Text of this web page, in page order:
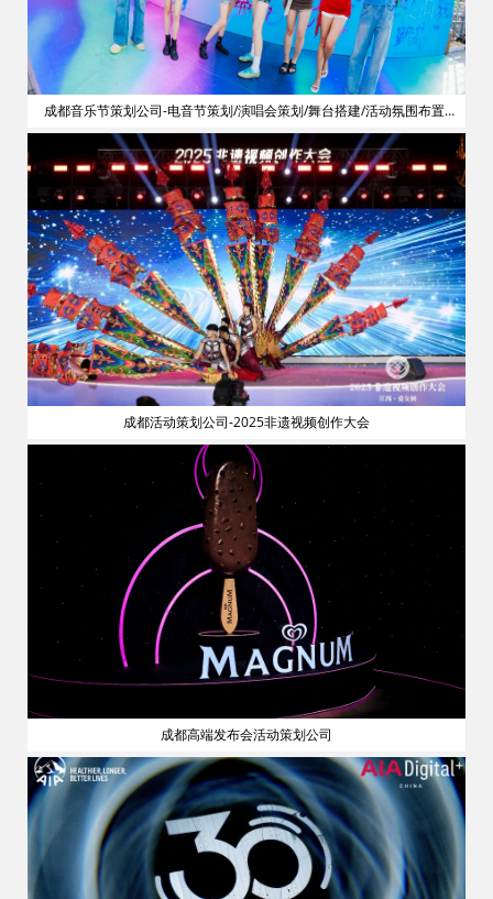
成都音乐节策划公司-电音节策划/演唱会策划/舞台搭建/活动氛围布置/
明星艺人网红邀请
成都活动策划公司-2025非遗视频创作大会
成都高端发布会活动策划公司